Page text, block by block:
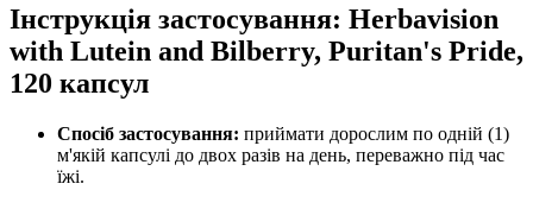
Інструкція застосування: Herbavision
with Lutein and Bilberry, Puritan's Pride,
120 капсул
Спосіб застосування: приймати дорослим по одній (1)
м'якій капсулі до двох разів на день, переважно під час
їжі.